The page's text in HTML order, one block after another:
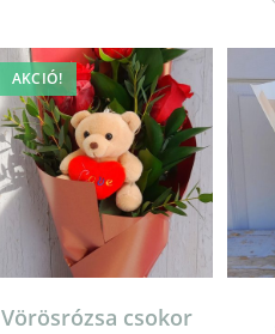
AKCIÓ!
Vörösrózsa csokor